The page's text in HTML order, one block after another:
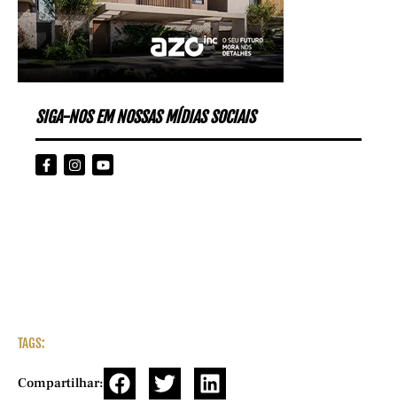
SIGA-NOS EM NOSSAS MÍDIAS SOCIAIS
TAGS:
Compartilhar: